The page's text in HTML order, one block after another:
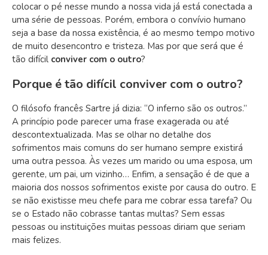
colocar o pé nesse mundo a nossa vida já está conectada a
uma série de pessoas. Porém, embora o convívio humano
seja a base da nossa existência, é ao mesmo tempo motivo
de muito desencontro e tristeza. Mas por que será que é
tão difícil conviver com o outro?
Porque é tão difícil conviver com o outro?
O filósofo francês Sartre já dizia: “O inferno são os outros.”
A princípio pode parecer uma frase exagerada ou até
descontextualizada. Mas se olhar no detalhe dos
sofrimentos mais comuns do ser humano sempre existirá
uma outra pessoa. Às vezes um marido ou uma esposa, um
gerente, um pai, um vizinho… Enfim, a sensação é de que a
maioria dos nossos sofrimentos existe por causa do outro. E
se não existisse meu chefe para me cobrar essa tarefa? Ou
se o Estado não cobrasse tantas multas? Sem essas
pessoas ou instituições muitas pessoas diriam que seriam
mais felizes.